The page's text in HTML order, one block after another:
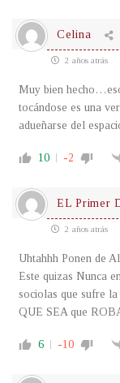
Celina
2 años atrás
Muy bien
tocándose es una
adueñarse del
10 -2
EL Primer
2 años atrás
Uhtahhh Ponen de
Este quizas Nunca
sociolas que sufre
QUE SEA que
6 -10